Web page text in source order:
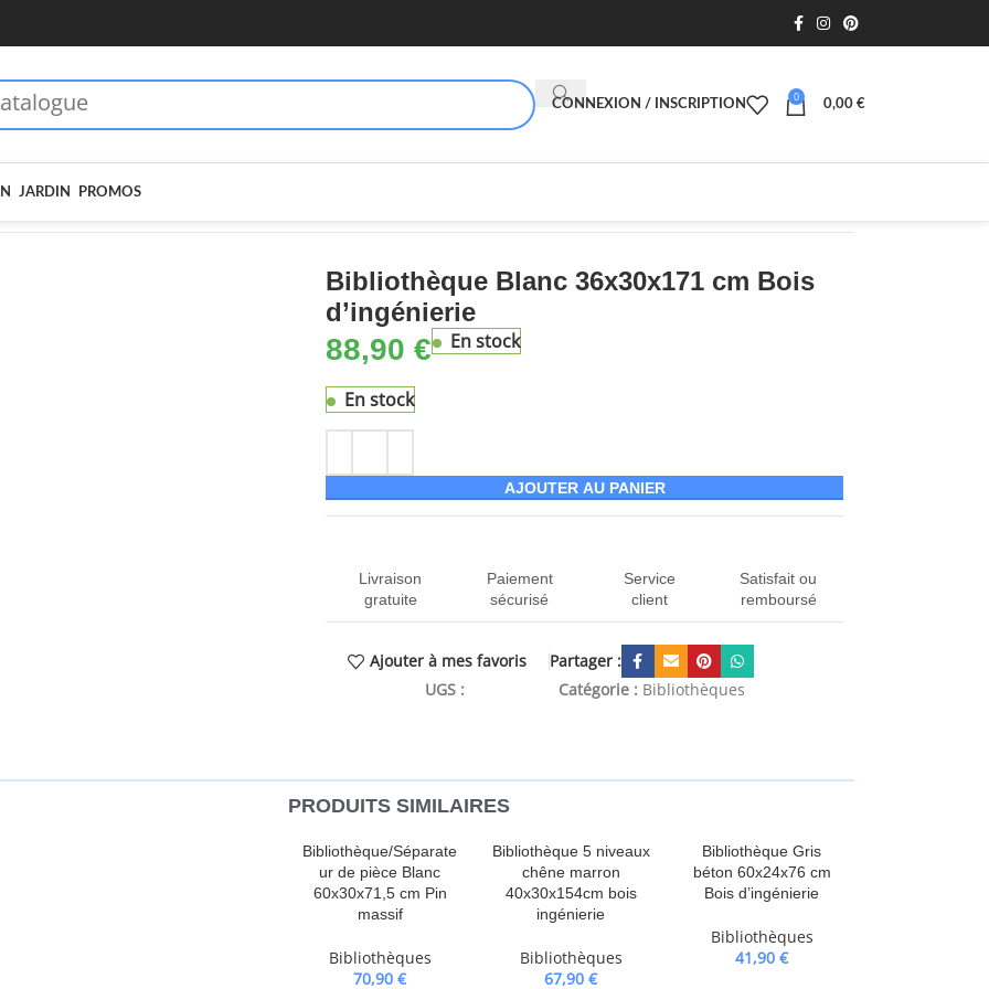
CONNEXION / INSCRIPTION
0
0,00 €
JARDIN PROMOS
Bibliothèque Blanc 36x30x171 cm Bois
d’ingénierie
88,90€ En stock
En stock
AJOUTER AU PANIER
Livraison
gratuite
Paiement
sécurisé
Service
client
Satisfait ou
remboursé
Ajouter à mes favoris
Partager :
UGS :
Catégorie : Bibliothèques
PRODUITS SIMILAIRES
Bibliothèque/Séparate
ur de pièce Blanc
60x30x71,5 cm Pin
massif
Bibliothèques
70,90€
Bibliothèque 5 niveaux
chêne marron
40x30x154cm bois
ingénierie
Bibliothèques
67,90€
Bibliothèque Gris
béton 60x24x76 cm
Bois d’ingénierie
Bibliothèques
41,90€
70€ - MOIEN10